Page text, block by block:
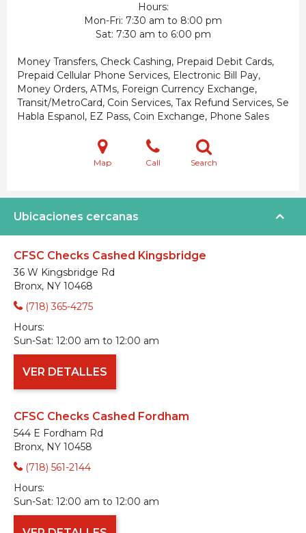
Hours:
Mon-Fri 7:30 am to 8:00 pm
Sat 7:30 am to 6:00 pm
Money Transfers, Check Cashing, Prepaid Debit Cards,
Prepaid Cellular Phone Services, Electronic Bill Pay,
Money Orders, ATMs, Foreign Currency Exchange,
Transit/MetroCard, Coin Services, Tax Refund Services, Se
Habla Espanol, EZ Pass, Coin Exchange, Phone Sales
Map Call Search
Ubicaciones cercanas
CFSC Checks Cashed Kingsbridge
36 W Kingsbridge Rd
Bronx, NY 10468
(718) 365-4275
Hours:
Sun-Sat: 12:00 am to 12:00 am
VER DETALLES
CFSC Checks Cashed Fordham
544 E Fordham Rd
Bronx, NY 10458
(718) 561-2144
Hours:
Sun-Sat: 12:00 am to 12:00 am